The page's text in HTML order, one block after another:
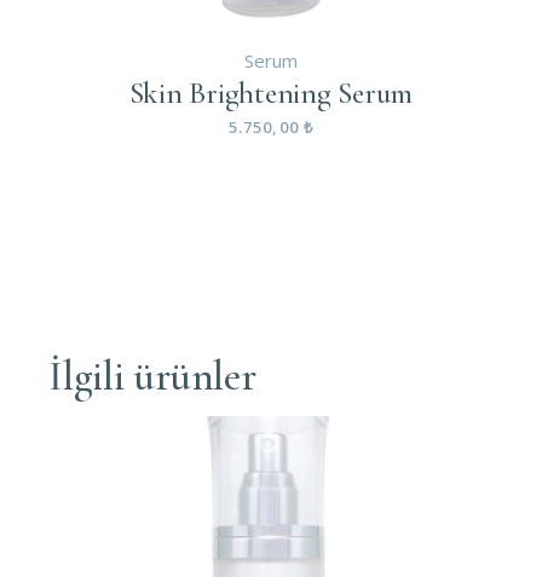
Serum
Skin Brightening Serum
5.750,00 ₺
İlgili ürünler